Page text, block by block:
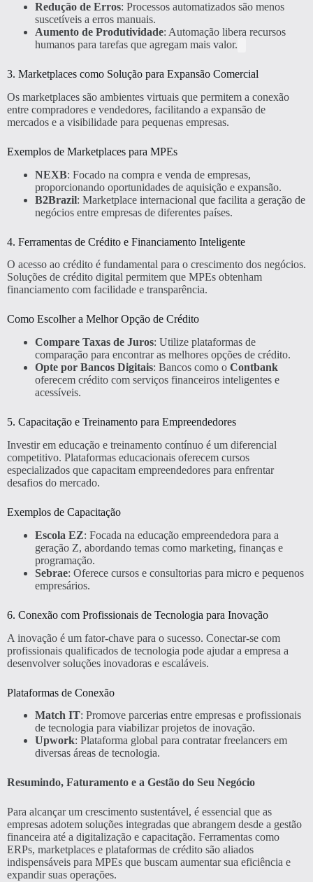
Redução de Erros: Processos automatizados são menos
suscetíveis a erros manuais.
Aumento de Produtividade: Automação libera recursos
humanos para tarefas que agregam mais valor.
3. Marketplaces como Solução para Expansão Comercial
Os marketplaces são ambientes virtuais que permitem a conexão
entre compradores e vendedores, facilitando a expansão de
mercados e a visibilidade para pequenas empresas.
Exemplos de Marketplaces para MPEs
NEXB: Focado na compra e venda de empresas,
proporcionando oportunidades de aquisição e expansão.
B2Brazil: Marketplace internacional que facilita a geração de
negócios entre empresas de diferentes países.
4. Ferramentas de Crédito e Financiamento Inteligente
O acesso ao crédito é fundamental para o crescimento dos negócios.
Soluções de crédito digital permitem que MPEs obtenham
financiamento com facilidade e transparência.
Como Escolher a Melhor Opção de Crédito
Compare Taxas de Juros: Utilize plataformas de
comparação para encontrar as melhores opções de crédito.
Opte por Bancos Digitais: Bancos como o Contbank
oferecem crédito com serviços financeiros inteligentes e
acessíveis.
5. Capacitação e Treinamento para Empreendedores
Investir em educação e treinamento contínuo é um diferencial
competitivo. Plataformas educacionais oferecem cursos
especializados que capacitam empreendedores para enfrentar
desafios do mercado.
Exemplos de Capacitação
Escola EZ: Focada na educação empreendedora para a
geração Z, abordando temas como marketing, finanças e
programação.
Sebrae: Oferece cursos e consultorias para micro e pequenos
empresários.
6. Conexão com Profissionais de Tecnologia para Inovação
A inovação é um fator-chave para o sucesso. Conectar-se com
profissionais qualificados de tecnologia pode ajudar a empresa a
desenvolver soluções inovadoras e escaláveis.
Plataformas de Conexão
Match IT: Promove parcerias entre empresas e profissionais
de tecnologia para viabilizar projetos de inovação.
Upwork: Plataforma global para contratar freelancers em
diversas áreas de tecnologia.
Resumindo, Faturamento e a Gestão do Seu Negócio
Para alcançar um crescimento sustentável, é essencial que as
empresas adotem soluções integradas que abrangem desde a gestão
financeira até a digitalização e capacitação. Ferramentas como
ERPs, marketplaces e plataformas de crédito são aliados
indispensáveis para MPEs que buscam aumentar sua eficiência e
expandir suas operações.